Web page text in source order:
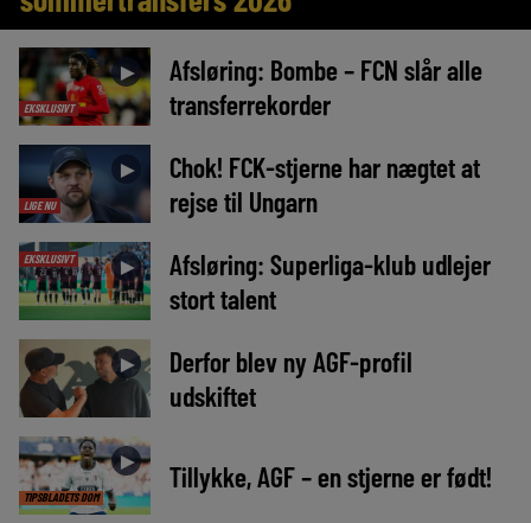
EKSKLUSIVT
►
Afsløring: Bombe – FCN slår alle
transferrekorder
LIGE NU
►
Chok! FCK-stjerne har nægtet at
rejse til Ungarn
EKSKLUSIVT ►
Afsløring: Superliga-klub udlejer
stort talent
►
Derfor blev ny AGF-profil
udskiftet
TIPSBLADETS DOM
► Tillykke, AGF – en stjerne er født!